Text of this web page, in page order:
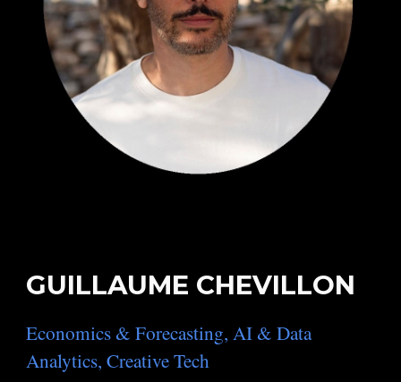
GUILLAUME CHEVILLON
Economics & Forecasting, AI & Data
Analytics, Creative Tech